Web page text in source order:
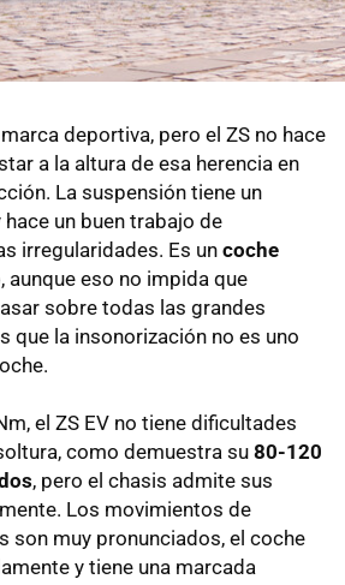
deportiva, pero el ZS no hace
a la altura de esa herencia en
La suspensión tiene un
un buen trabajo de
irregularidades. Es un coche
, aunque eso no impida que
sobre todas las grandes
que la insonorización no es uno
el ZS EV no tiene dificultades
como demuestra su 80-120
, pero el chasis admite sus
Los movimientos de
son muy pronunciados, el coche
y tiene una marcada